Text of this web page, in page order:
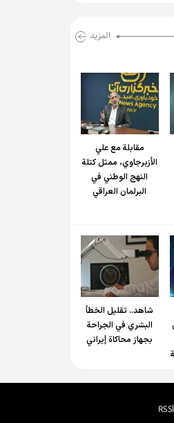
المزید
مقابلة مع علي
الأزبرجاوي، ممثل كتلة
النهج الوطني في
البرلمان العراقي
شاهد.. تقليل الخطأ
البشري في الجراحة
بجهاز محاكاة إيراني
RSS